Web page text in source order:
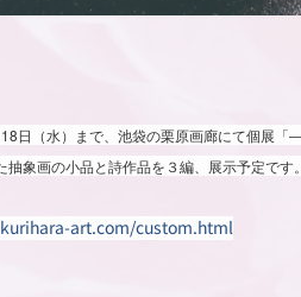
日（水）まで、池袋の栗原画廊にて個展「
象画の小品と詩作品を３編、展示予定です。
art.com/custom.html